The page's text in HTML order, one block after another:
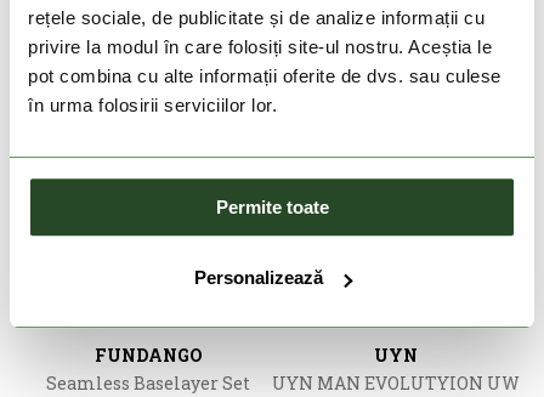
rețele sociale, de publicitate și de analize informații cu
privire la modul în care folosiți site-ul nostru. Aceștia le
pot combina cu alte informații oferite de dvs. sau culese
în urma folosirii serviciilor lor.
Permite toate
Personalizează
FUNDANGO
Seamless Baselayer Set
DOAR ONLINE
UYN
UYN MAN EVOLUTYION UW